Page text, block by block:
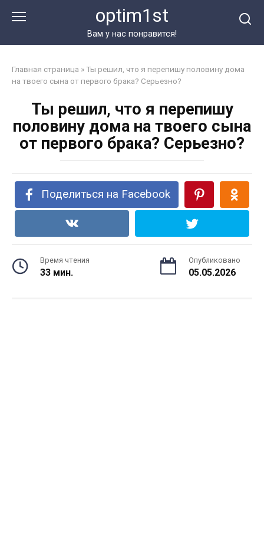
optim1st
Вам у нас понравится!
Главная страница »Ты решил, что я перепишу половину дома
на твоего сына от первого брака? Серьезно?
Ты решил, что я перепишу
половину дома на твоего сына
от первого брака? Серьезно?
Поделиться на Facebook
Время чтения
33 мин.
Опубликовано
05.05.2026